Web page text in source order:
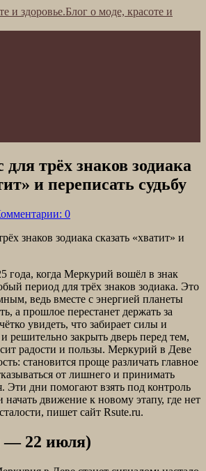
Блог о моде, красоте и
трёх знаков зодиака
и переписать судьбу
0
года, когда Меркурий вошёл в знак
период для трёх знаков зодиака. Это
ведь вместе с энергией планеты
а прошлое перестанет держать за
увидеть, что забирает силы и
решительно закрыть дверь перед тем,
радости и пользы. Меркурий в Деве
становится проще различать главное
от лишнего и принимать
Эти дни помогают взять под контроль
движение к новому этапу, где нет
пишет сайт Rsute.ru.
— 22 июля)